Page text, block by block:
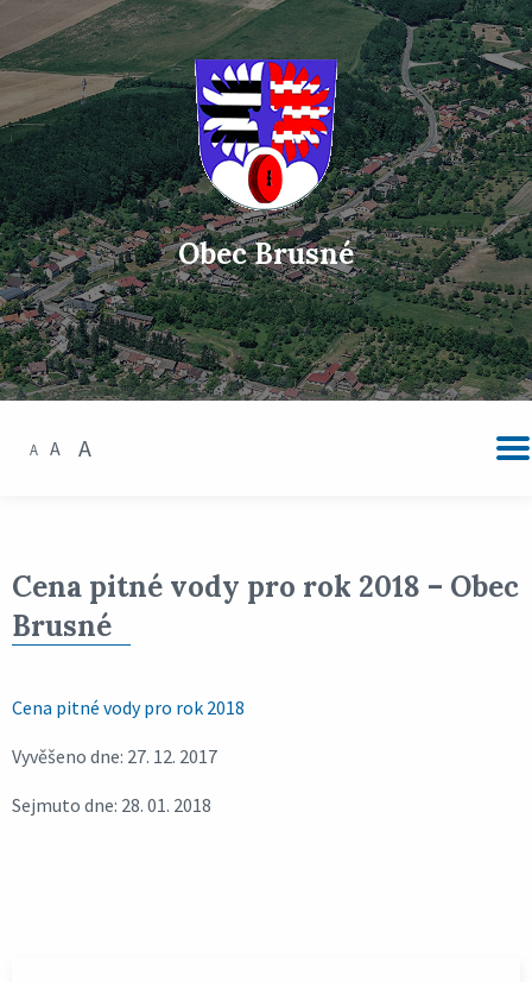
Obec Brusné
A A A
Cena pitné vody pro rok 2018 – Obec
Brusné
Cena pitné vody pro rok 2018
Vyvěšeno dne: 27. 12. 2017
Sejmuto dne: 28. 01. 2018